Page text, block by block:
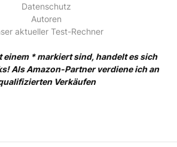
Datenschutz
Autoren
aktueller Test-Rechner
einem * markiert sind, handelt es sich
Als Amazon-Partner verdiene ich an
Verkäufen